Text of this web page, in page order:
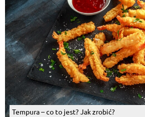
Tempura – co to jest? Jak zrobić?